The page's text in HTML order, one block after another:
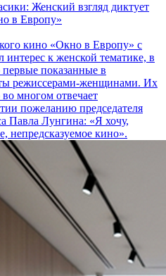
Женский взгляд диктует
в Европу»
кино «Окно в Европу» с
интерес к женской тематике, в
показанные в
режиссерами-женщинами. Их
многом отвечает
пожеланию председателя
Павла Лунгина: «Я хочу,
непредсказуемое кино».